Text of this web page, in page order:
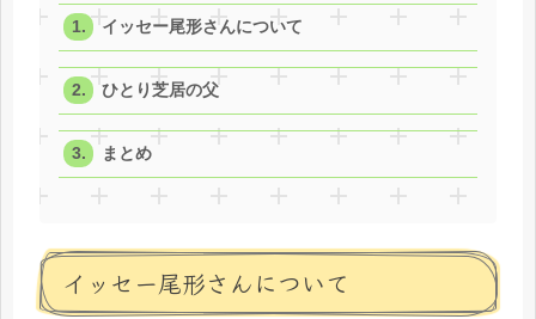
イッセー尾形さんについて
ひとり芝居の父
まとめ
イッセー尾形さんについて